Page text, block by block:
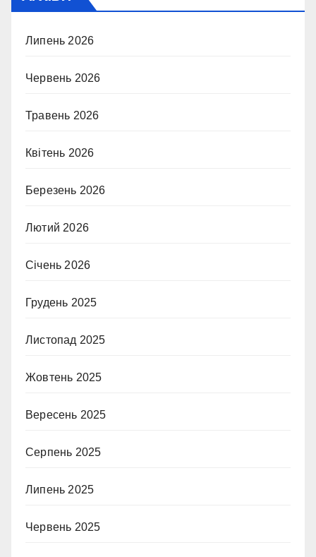
Липень 2026
Червень 2026
Травень 2026
Квітень 2026
Березень 2026
Лютий 2026
Січень 2026
Грудень 2025
Листопад 2025
Жовтень 2025
Вересень 2025
Серпень 2025
Липень 2025
Червень 2025